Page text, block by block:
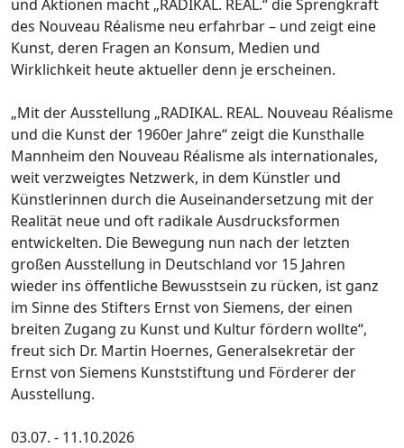
und Aktionen macht „RADIKAL. REAL.“ die Sprengkraft
des Nouveau Réalisme neu erfahrbar – und zeigt eine
Kunst, deren Fragen an Konsum, Medien und
Wirklichkeit heute aktueller denn je erscheinen.
„Mit der Ausstellung „RADIKAL. REAL. Nouveau Réalisme
und die Kunst der 1960er Jahre“ zeigt die Kunsthalle
Mannheim den Nouveau Réalisme als internationales,
weit verzweigtes Netzwerk, in dem Künstler und
Künstlerinnen durch die Auseinandersetzung mit der
Realität neue und oft radikale Ausdrucksformen
entwickelten. Die Bewegung nun nach der letzten
großen Ausstellung in Deutschland vor 15 Jahren
wieder ins öffentliche Bewusstsein zu rücken, ist ganz
im Sinne des Stifters Ernst von Siemens, der einen
breiten Zugang zu Kunst und Kultur fördern wollte“,
freut sich Dr. Martin Hoernes, Generalsekretär der
Ernst von Siemens Kunststiftung und Förderer der
Ausstellung.
03.07. - 11.10.2026